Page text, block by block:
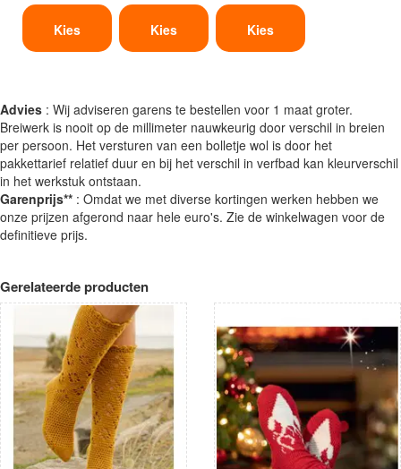
Kies Kies Kies
Advies : Wij adviseren garens te bestellen voor 1 maat groter.
Breiwerk is nooit op de millimeter nauwkeurig door verschil in breien
per persoon. Het versturen van een bolletje wol is door het
pakkettarief relatief duur en bij het verschil in verfbad kan kleurverschil
in het werkstuk ontstaan.
Garenprijs** : Omdat we met diverse kortingen werken hebben we
onze prijzen afgerond naar hele euro's. Zie de winkelwagen voor de
definitieve prijs.
Gerelateerde producten